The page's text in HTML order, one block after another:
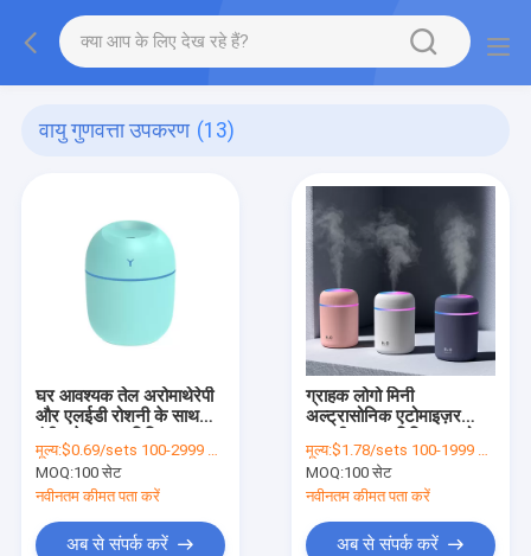
वायु गुणवत्ता उपकरण (13)
घर आवश्यक तेल अरोमाथेरेपी
और एलईडी रोशनी के साथ
मूल्य:$0.69/sets 100-2999 sets
MOQ:100 सेट
नवीनतम कीमत पता करें
अब से संपर्क करें
ग्राहक लोगो मिनी
अल्ट्रासोनिक एटोमाइज़र
होटल कार स्कूल के लिए
मूल्य:$1.78/sets 100-1999 sets
MOQ:100 सेट
नवीनतम कीमत पता करें
अब से संपर्क करें